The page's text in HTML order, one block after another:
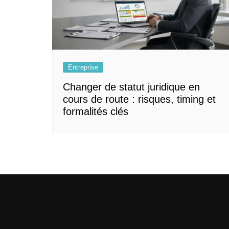
Entreprise
Changer de statut juridique en
cours de route : risques, timing et
formalités clés